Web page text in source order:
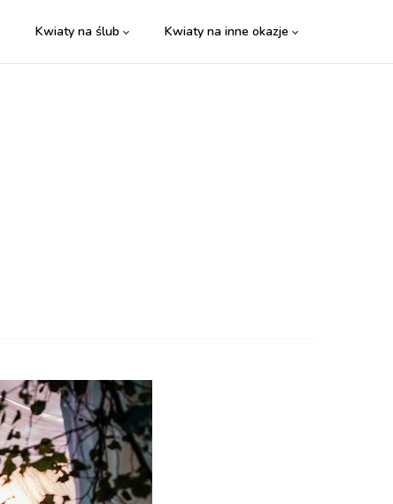
Kwiaty na ślub Kwiaty na inne okazje